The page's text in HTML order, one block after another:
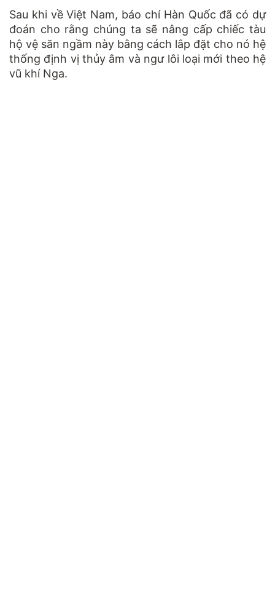
Sau khi về Việt Nam, báo chí Hàn Quốc đã có dự
đoán cho rằng chúng ta sẽ nâng cấp chiếc tàu
hộ vệ săn ngầm này bằng cách lắp đặt cho nó hệ
thống định vị thủy âm và ngư lôi loại mới theo hệ
vũ khí Nga.